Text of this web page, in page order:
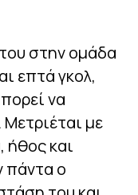
στην ομάδα
επτά γκολ,
να
με
ήθος και
πάντα ο